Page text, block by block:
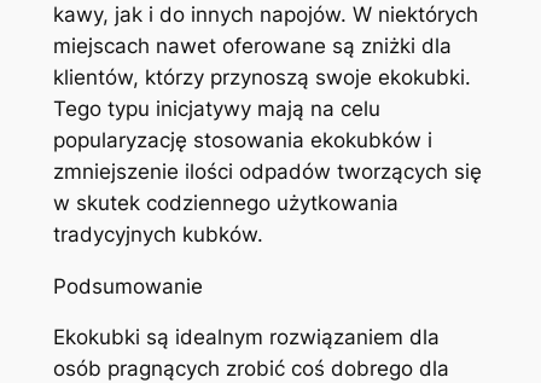
kawy, jak i do innych napojów. W niektórych
miejscach nawet oferowane są zniżki dla
klientów, którzy przynoszą swoje ekokubki.
Tego typu inicjatywy mają na celu
popularyzację stosowania ekokubków i
zmniejszenie ilości odpadów tworzących się
w skutek codziennego użytkowania
tradycyjnych kubków.
Podsumowanie
Ekokubki są idealnym rozwiązaniem dla
osób pragnących zrobić coś dobrego dla